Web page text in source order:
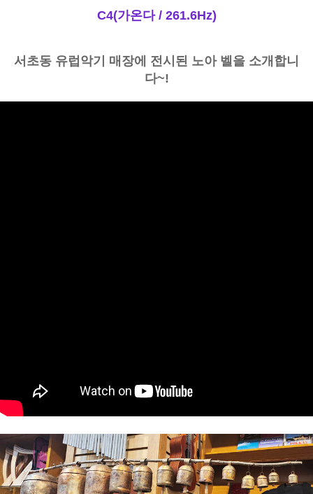
C4(가온다 / 261.6Hz)
서초동 유럽악기 매장에 전시된 노아 벨을 소개합니
다~!